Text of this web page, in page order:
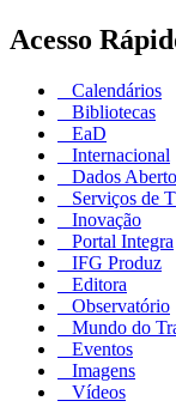
Acesso
Calendários
Bibliotecas
EaD
Internacional
Dados
Serviços de
Inovação
Portal Integra
IFG Produz
Editora
Observatório
Mundo do
Eventos
Imagens
Vídeos